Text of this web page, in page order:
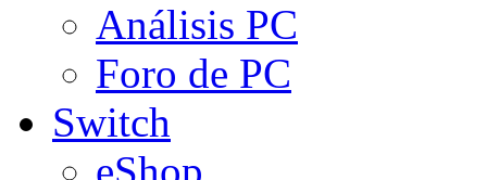
Análisis PC
Foro de PC
Switch